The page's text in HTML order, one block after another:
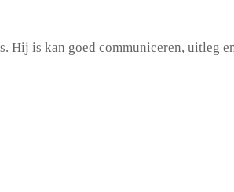
Hij is kan goed communiceren, uitleg